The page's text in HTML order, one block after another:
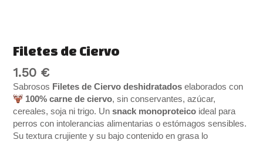
Filetes de Ciervo
1.50 €
Sabrosos Filetes de Ciervo deshidratados elaborados con
100% carne de ciervo, sin conservantes, azúcar,
cereales, soja ni trigo. Unsnack monoproteico ideal para
perros con intolerancias alimentarias o estómagos sensibles.
Su textura crujiente y su bajo contenido en grasa lo